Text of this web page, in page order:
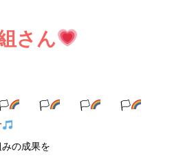
さん
🏳‍ 🏳‍
🏳‍
の成果を